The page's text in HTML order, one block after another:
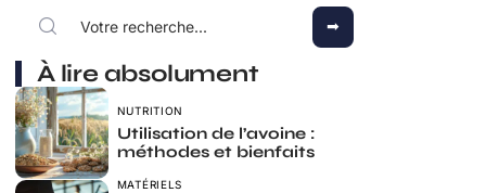
À lire absolument
NUTRITION
Utilisation de l’avoine :
méthodes et bienfaits
MATÉRIELS